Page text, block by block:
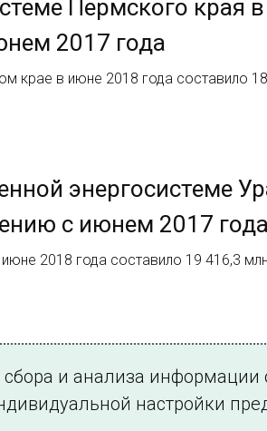
Пермского края
2017 года
крае в июне 2018 года составило
энергосистеме
с июнем 2017 года
2018 года составило 19 416,3 млн
и анализа информации
настройки